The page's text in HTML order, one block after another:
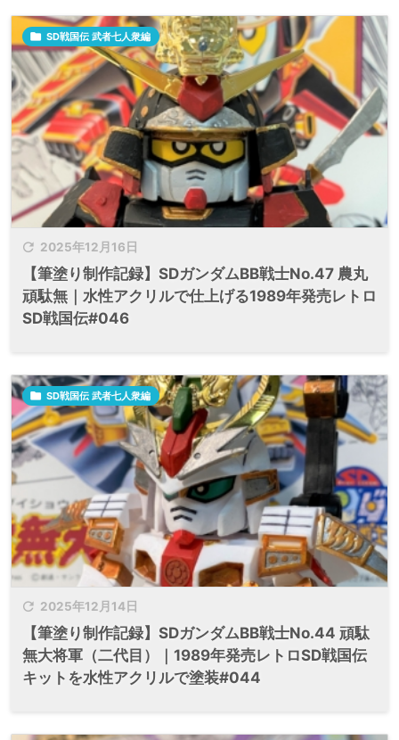
 2025年12月16日
 SD戦国伝 武者七人衆編
【筆塗り制作記録】SDガンダムBB戦士No.47 農丸
頑駄無｜水性アクリルで仕上げる1989年発売レトロ
SD戦国伝#046
 2025年12月14日
 SD戦国伝 武者七人衆編
【筆塗り制作記録】SDガンダムBB戦士No.44 頑駄
無大将軍（二代目）｜1989年発売レトロSD戦国伝
キットを水性アクリルで塗装#044